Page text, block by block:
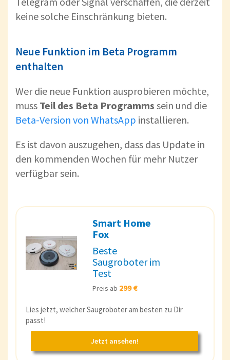
keine solche Einschränkung bieten.
Neue Funktion im Beta Programm
enthalten
Wer die neue Funktion ausprobieren möchte,
muss Teil des Beta Programms sein und die
Beta-Version von WhatsApp installieren.
Es ist davon auszugehen, dass das Update in
den kommenden Wochen für mehr Nutzer
verfügbar sein.
Smart Home
Fox
Beste
Saugroboter im
Test
Preis ab 299 €
Lies jetzt, welcher Saugroboter am besten zu Dir
passt!
Jetzt ansehen!